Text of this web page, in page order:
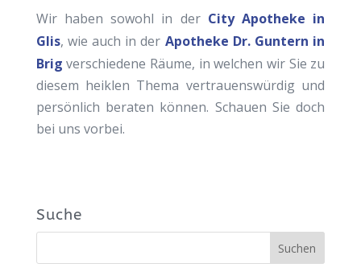
Wir haben sowohl in der City Apotheke in
Glis, wie auch in der Apotheke Dr. Guntern in
Brig verschiedene Räume, in welchen wir Sie zu
diesem heiklen Thema vertrauenswürdig und
persönlich beraten können. Schauen Sie doch
bei uns vorbei.
Suche